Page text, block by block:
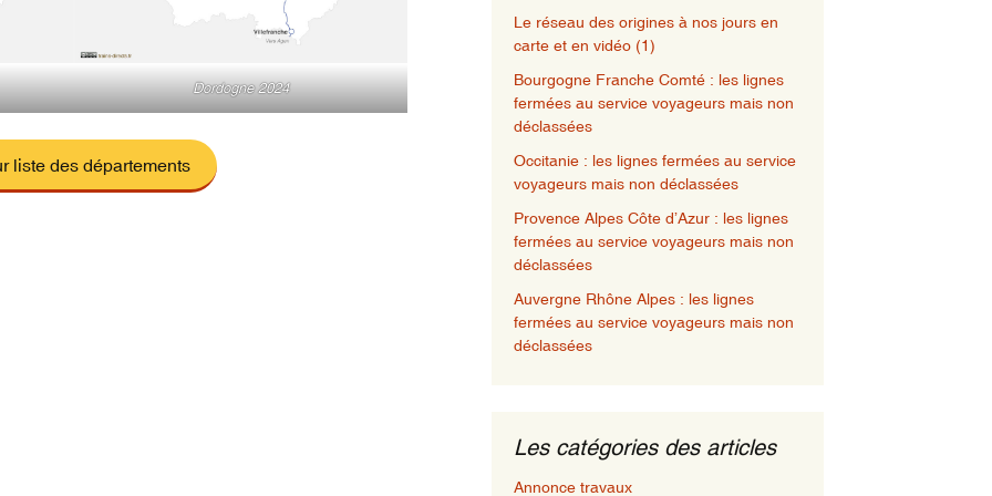
Dordogne 2024
liste des départements
Le réseau des origines à nos jours en
carte et en vidéo (1)
Bourgogne Franche Comté : les lignes
fermées au service voyageurs mais non
déclassées
Occitanie : les lignes fermées au service
voyageurs mais non déclassées
Provence Alpes Côte d’Azur : les lignes
fermées au service voyageurs mais non
déclassées
Auvergne Rhône Alpes : les lignes
fermées au service voyageurs mais non
déclassées
Les catégories des articles
Annonce travaux